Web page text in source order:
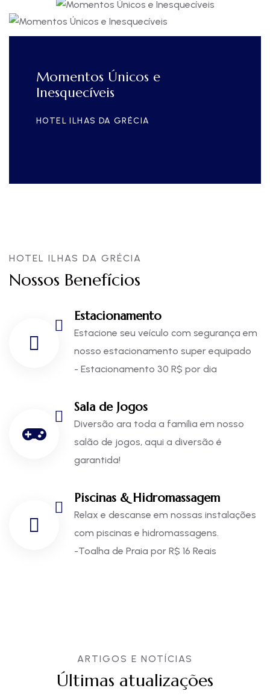
Momentos Únicos e
Inesquecíveis
HOTEL ILHAS DA GRÉCIA
HOTEL ILHAS DA GRÉCIA
Nossos Benefícios
Estacionamento
Estacione seu veículo com segurança em
nosso estacionamento super equipado
- Estacionamento 30 R$ por dia
Sala de Jogos
Diversão ara toda a família em nosso
salão de jogos, aqui a diversão é
garantida!
Piscinas & Hidromassagem
Relax e descanse em nossas instalações
com piscinas e hidromassagens.
-Toalha de Praia por R$ 16 Reais
ARTIGOS E NOTÍCIAS
Últimas atualizações